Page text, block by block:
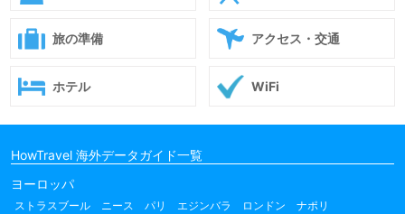
旅の準備 アクセス・交通
ホテル WiFi
HowTravel 海外データガイド一覧
ヨーロッパ
ストラスブール ニース パリ エジンバラ ロンドン
ナポリ